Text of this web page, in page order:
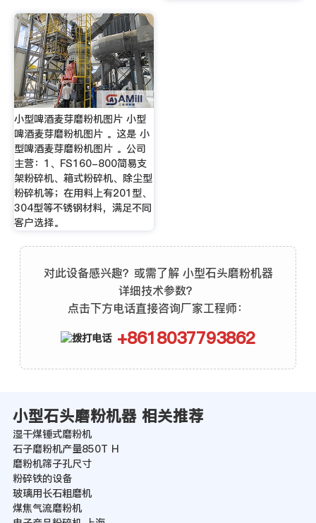
小型啤酒麦芽磨粉机图片 小型
啤酒麦芽磨粉机图片 。这是 小
型啤酒麦芽磨粉机图片 。公司
主营：1、FS160-800简易支
架粉碎机、箱式粉碎机、除尘型
粉碎机等；在用料上有201型、
304型等不锈钢材料，满足不同
客户选择。
对此设备感兴趣？或需了解 小型石头磨粉机器
详细技术参数？
点击下方电话直接咨询厂家工程师：
+8618037793862
小型石头磨粉机器 相关推荐
湿干煤锤式磨粉机
石子磨粉机产量850T H
磨粉机筛子孔尺寸
粉碎铁的设备
玻璃用长石粗磨机
煤焦气流磨粉机